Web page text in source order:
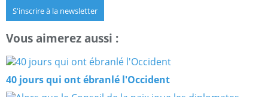
S'inscrire à la newsletter
Vous aimerez aussi :
40 jours qui ont ébranlé l'Occident